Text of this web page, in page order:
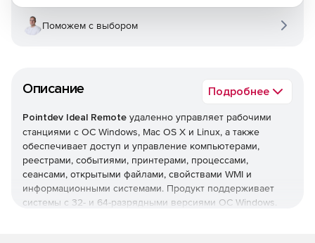
Описание Подробнее
Pointdev Ideal Remote удаленно управляет рабочими
станциями с ОС Windows, Mac OS X и Linux, а также
обеспечивает доступ и управление компьютерами,
реестрами, событиями, принтерами, процессами,
сеансами, открытыми файлами, свойствами WMI и
информационными системами. Продукт поддерживает
системы с 32- и 64-разрядными версиями ОС Windows.
Поможем с выбором